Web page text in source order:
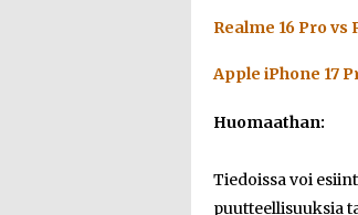
Realme 16 Pro vs
Apple iPhone 17
Huomaathan:
Tiedoissa voi
puutteellisuuksia